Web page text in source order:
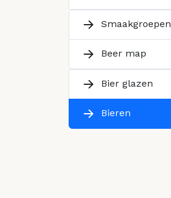
Smaakgroepen
Beer map
Bier glazen
Bieren